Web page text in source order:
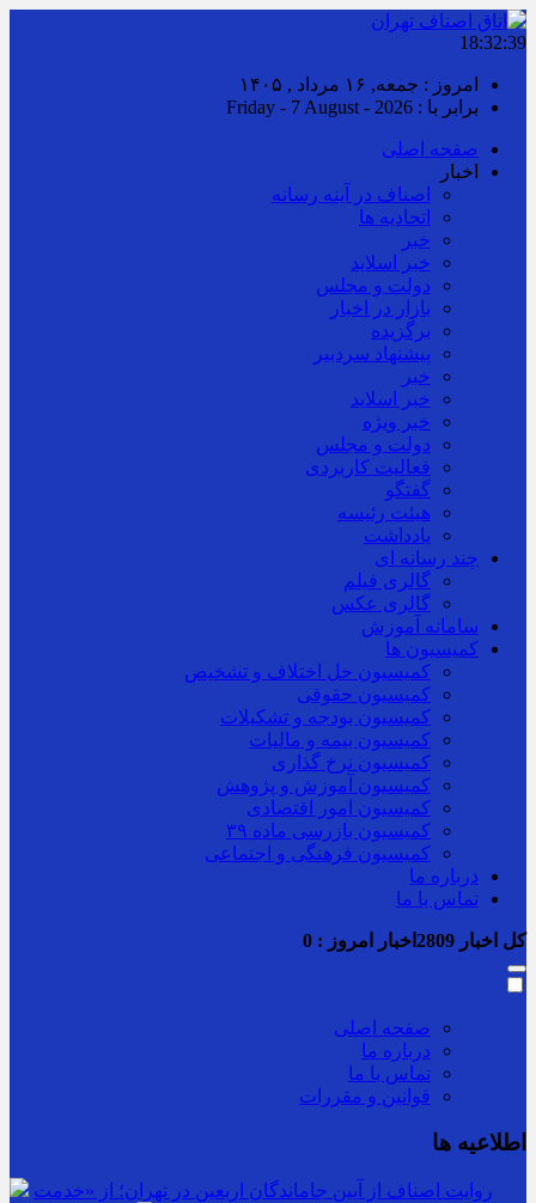
18:32:40
امروز : جمعه, ۱۶ مرداد , ۱۴۰۵
برابر با : Friday - 7 August - 2026
صفحه اصلی
اخبار
اصناف در آینه رسانه
اتحادیه ها
خبر
خبر اسلايد
دولت و مجلس
بازار در اخبار
برگزیده
پیشنهاد سردبیر
خبر
خبر اسلايد
خبر ویژه
دولت و مجلس
فعالیت کاربردی
گفتگو
هیئت رئیسه
یادداشت
چند رسانه ای
گالری فیلم
گالری عکس
سامانه آموزش
کمیسیون ها
کمیسیون حل اختلاف و تشخیص
کمیسیون حقوقی
کمیسیون بودجه و تشکیلات
کمیسیون بیمه و مالیات
کمیسیون نرخ گذاری
کمیسیون آموزش و پژوهش
کمیسیون امور اقتصادی
کمیسیون بازرسی ماده ۳۹
کمیسیون فرهنگی و اجتماعی
درباره ما
تماس با ما
کل اخبار اخبار امروز : 0
صفحه اصلی
درباره ما
تماس با ما
قوانین و مقررات
اطلاعیه ها
روایت اصناف از آیین جاماندگان اربعین در تهران؛ از «خدمت